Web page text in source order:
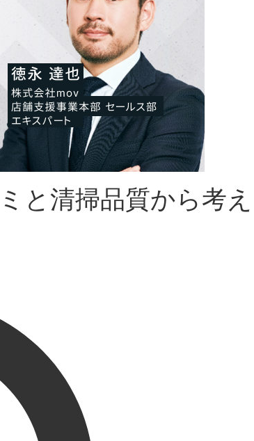
と清掃品質から考